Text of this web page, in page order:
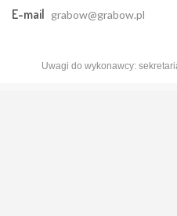
E-mail grabow@grabow.pl
Uwagi do wykonawcy: